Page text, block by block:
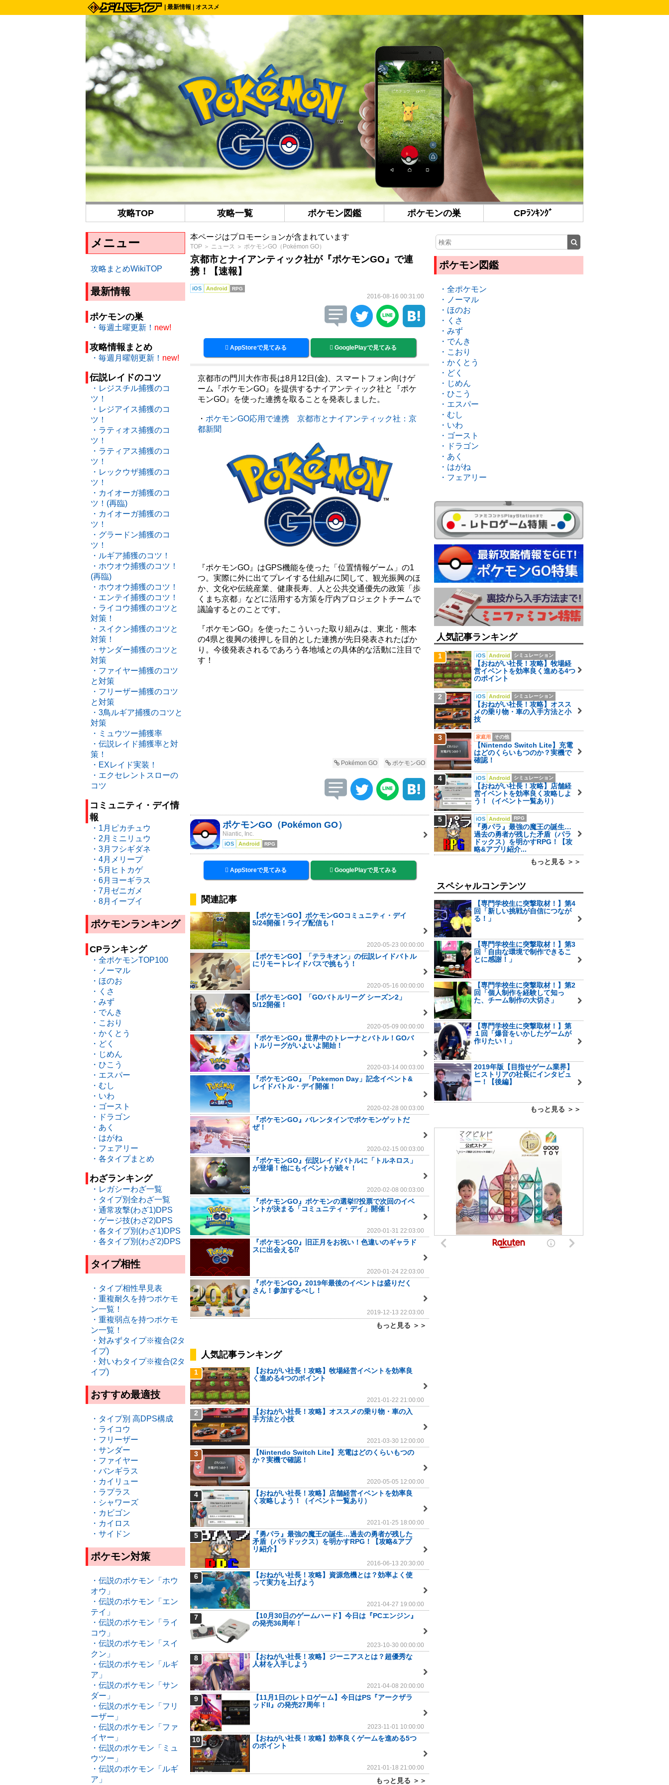
最新情報 オススメ
攻略TOP 攻略一覧 ポケモン図鑑 ポケモンの巣 CPﾗﾝｷﾝｸﾞ
本ページはプロモーションが含まれています
TOP ＞ ニュース ＞ ポケモンGO（Pokémon GO）
京都市とナイアンティック社が『ポケモンGO』で連
携！【速報】
iOS Android RPG
2016-08-16 00:31:00
AppStoreで見てみる GooglePlayで見てみる
京都市の門川大作市長は8月12日(金)、スマートフォン向けゲ
ーム『ポケモンGO』を提供するナイアンティック社と『ポケ
モンGO』を使った連携を取ることを発表しました。
・ ポケモンGO応用で連携 京都市とナイアンティック社：京
都新聞
『ポケモンGO』はGPS機能を使った「位置情報ゲーム」の1
つ。実際に外に出てプレイする仕組みに関して、観光振興のほ
か、文化や伝統産業、健康長寿、人と公共交通優先の政策「歩
くまち京都」などに活用する方策を庁内プロジェクトチームで
議論するとのことです。
『ポケモンGO』を使ったこういった取り組みは、東北・熊本
の4県と復興の後押しを目的とした連携が先日発表されたばか
り。今後発表されるであろう各地域との具体的な活動に注目で
す！
Pokémon GO ポケモンGO
ポケモンGO（Pokémon GO）
Niantic, Inc.
iOS Android RPG
AppStoreで見てみる GooglePlayで見てみる
関連記事
【ポケモンGO】ポケモンGOコミュニティ・デイ
5/24開催！ライブ配信も！
2020-05-23 00:00:00
【ポケモンGO】「テラキオン」の伝説レイドバトル
にリモートレイドパスで挑もう！
2020-05-16 00:00:00
【ポケモンGO】「GOバトルリーグ シーズン2」
5/12開催！
2020-05-09 00:00:00
『ポケモンGO』世界中のトレーナとバトル！GOバ
トルリーグがいよいよ開始！
2020-03-14 00:03:00
『ポケモンGO』「Pokemon Day」記念イベント&
レイドバトル・デイ開催！
2020-02-28 00:03:00
『ポケモンGO』バレンタインでポケモンゲットだ
ぜ！
2020-02-15 00:03:00
『ポケモンGO』伝説レイドバトルに「トルネロス」
が登場！他にもイベントが続々！
2020-02-08 00:03:00
『ポケモンGO』ポケモンの選挙⁉投票で次回のイベ
ントが決まる「コミュニティ・デイ」開催！
2020-01-31 22:03:00
『ポケモンGO』旧正月をお祝い！色違いのギャラド
スに出会える⁉
2020-01-24 22:03:00
『ポケモンGO』2019年最後のイベントは盛りだく
さん！参加するべし！
2019-12-13 22:03:00
もっと見る ＞＞
人気記事ランキング
1
【おねがい社長！攻略】牧場経営イベントを効率良
く進める4つのポイント
2021-01-22 21:00:00
2
【おねがい社長！攻略】オススメの乗り物・車の入
手方法と小技
2021-03-30 12:00:00
3
【Nintendo Switch Lite】充電はどのくらいもつの
か？実機で確認！
2020-05-05 12:00:00
4
【おねがい社長！攻略】店舗経営イベントを効率良
く攻略しよう！（イベント一覧あり）
2021-01-25 18:00:00
5
『勇パラ』最強の魔王の誕生…過去の勇者が残した
矛盾（パラドックス）を明かすRPG！【攻略&アプ
リ紹介】
2016-06-13 20:30:00
6
【おねがい社長！攻略】資源危機とは？効率よく使
って実力を上げよう
2021-04-27 19:00:00
7
【10月30日のゲームハード】今日は『PCエンジン』
の発売36周年！
2023-10-30 00:00:00
8
【おねがい社長！攻略】ジーニアスとは？超優秀な
人材を入手しよう
2021-04-08 20:00:00
9
【11月1日のレトロゲーム】今日はPS『アークザラ
ッドII』の発売27周年！
2023-11-01 10:00:00
10
【おねがい社長！攻略】効率良くゲームを進める5つ
のポイント
2021-01-18 21:00:00
もっと見る ＞＞
メニュー
攻略まとめWikiTOP
最新情報
ポケモンの巣
・毎週土曜更新！ new!
攻略情報まとめ
・毎週月曜朝更新！ new!
伝説レイドのコツ
・レジスチル捕獲のコ
ツ！
・レジアイス捕獲のコ
ツ！
・ラティオス捕獲のコ
ツ！
・ラティアス捕獲のコ
ツ！
・レックウザ捕獲のコ
ツ！
・カイオーガ捕獲のコ
ツ！(再臨)
・カイオーガ捕獲のコ
ツ！
・グラードン捕獲のコ
ツ！
・ルギア捕獲のコツ！
・ホウオウ捕獲のコツ！
(再臨)
・ホウオウ捕獲のコツ！
・エンテイ捕獲のコツ！
・ライコウ捕獲のコツと
対策！
・スイクン捕獲のコツと
対策！
・サンダー捕獲のコツと
対策
・ファイヤー捕獲のコツ
と対策
・フリーザー捕獲のコツ
と対策
・3鳥ルギア捕獲のコツと
対策
・ミュウツー捕獲率
・伝説レイド捕獲率と対
策！
・EXレイド実装！
・エクセレントスローの
コツ
コミュニティ・デイ情
報
・1月ピカチュウ
・2月ミニリュウ
・3月フシギダネ
・4月メリープ
・5月ヒトカゲ
・6月ヨーギラス
・7月ゼニガメ
・8月イーブイ
ポケモンランキング
CPランキング
・全ポケモンTOP100
・ノーマル
・ほのお
・くさ
・みず
・でんき
・こおり
・かくとう
・どく
・じめん
・ひこう
・エスパー
・むし
・いわ
・ゴースト
・ドラゴン
・あく
・はがね
・フェアリー
・各タイプまとめ
わざランキング
・レガシーわざ一覧
・タイプ別全わざ一覧
・通常攻撃(わざ1)DPS
・ゲージ技(わざ2)DPS
・各タイプ別(わざ1)DPS
・各タイプ別(わざ2)DPS
タイプ相性
・タイプ相性早見表
・重複耐久を持つポケモ
ン一覧！
・重複弱点を持つポケモ
ン一覧！
・対みずタイプ※複合(2タ
イプ)
・対いわタイプ※複合(2タ
イプ)
おすすめ最適技
・タイプ別 高DPS構成
・ライコウ
・フリーザー
・サンダー
・ファイヤー
・バンギラス
・カイリュー
・ラプラス
・シャワーズ
・カビゴン
・カイロス
・サイドン
ポケモン対策
・伝説のポケモン「ホウ
オウ」
・伝説のポケモン「エン
テイ」
・伝説のポケモン「ライ
コウ」
・伝説のポケモン「スイ
クン」
・伝説のポケモン「ルギ
ア」
・伝説のポケモン「サン
ダー」
・伝説のポケモン「フリ
ーザー」
・伝説のポケモン「ファ
イヤー」
・伝説のポケモン「ミュ
ウツー」
・伝説のポケモン「ルギ
ア」
ポケモン図鑑
・全ポケモン
・ノーマル
・ほのお
・くさ
・みず
・でんき
・こおり
・かくとう
・どく
・じめん
・ひこう
・エスパー
・むし
・いわ
・ゴースト
・ドラゴン
・あく
・はがね
・フェアリー
人気記事ランキング
1 iOS Android シミュレーション
【おねがい社長！攻略】牧場経
営イベントを効率良く進める4つ
のポイント
2 iOS Android シミュレーション
【おねがい社長！攻略】オスス
メの乗り物・車の入手方法と小
技
3 家庭用 その他
【Nintendo Switch Lite】充電
はどのくらいもつのか？実機で
確認！
4 iOS Android シミュレーション
【おねがい社長！攻略】店舗経
営イベントを効率良く攻略しよ
う！（イベント一覧あり）
5 iOS Android RPG
『勇パラ』最強の魔王の誕生…
過去の勇者が残した矛盾（パラ
ドックス）を明かすRPG！【攻
略&アプリ紹介...
もっと見る ＞＞
スペシャルコンテンツ
【専門学校生に突撃取材！】第4
回「新しい挑戦が自信につなが
る！」
【専門学校生に突撃取材！】第3
回「自由な環境で制作できるこ
とに感謝！」
【専門学校生に突撃取材！】第2
回「個人制作を経験して知っ
た、チーム制作の大切さ」
【専門学校生に突撃取材！】第
１回「爆音をいかしたゲームが
作りたい！」
2019年版【目指せゲーム業界】
ヒストリアの社長にインタビュ
ー！【後編】
もっと見る ＞＞